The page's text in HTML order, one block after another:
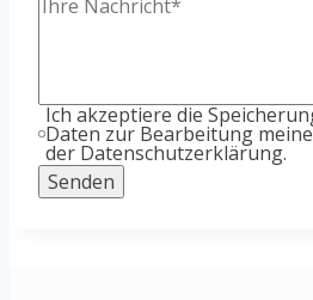
Ich akzeptiere die
Daten zur Bearbeitung
der Datenschutzerklärung.